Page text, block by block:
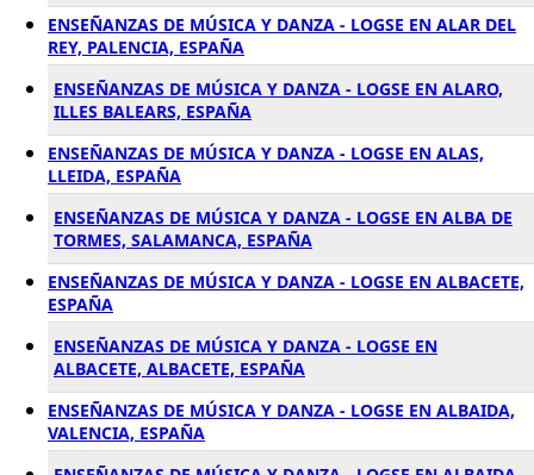
ENSEÑANZAS DE MÚSICA Y DANZA - LOGSE EN ALAR DEL
REY, PALENCIA, ESPAÑA
ENSEÑANZAS DE MÚSICA Y DANZA - LOGSE EN ALARO,
ILLES BALEARS, ESPAÑA
ENSEÑANZAS DE MÚSICA Y DANZA - LOGSE EN ALAS,
LLEIDA, ESPAÑA
ENSEÑANZAS DE MÚSICA Y DANZA - LOGSE EN ALBA DE
TORMES, SALAMANCA, ESPAÑA
ENSEÑANZAS DE MÚSICA Y DANZA - LOGSE EN ALBACETE,
ESPAÑA
ENSEÑANZAS DE MÚSICA Y DANZA - LOGSE EN
ALBACETE, ALBACETE, ESPAÑA
ENSEÑANZAS DE MÚSICA Y DANZA - LOGSE EN ALBAIDA,
VALENCIA, ESPAÑA